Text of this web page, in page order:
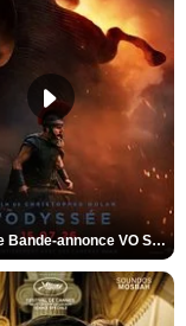
L'Odyssée Bande-annonce VO STFR